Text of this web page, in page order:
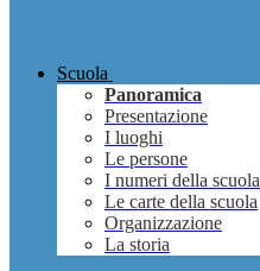
Scuola
Panoramica
Presentazione
I luoghi
Le persone
I numeri della scuola
Le carte della scuola
Organizzazione
La storia